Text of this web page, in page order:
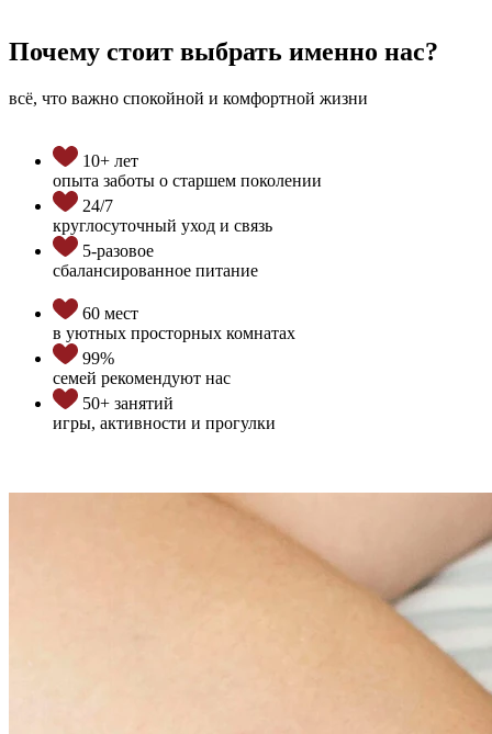
Почему стоит выбрать именно нас?
всё, что важно спокойной и комфортной жизни
10+ лет
опыта заботы о старшем поколении
24/7
круглосуточный уход и связь
5-разовое
сбалансированное питание
60 мест
в уютных просторных комнатах
99%
семей рекомендуют нас
50+ занятий
игры, активности и прогулки
Бесплатный трансфер!
Акция действует для пожилых людей, которые впервые
заселяются в пансионат и оформляют проживание сроком от
30 дней и более. Воспользоваться акцией можно в течение
первых трёх дней после подачи заявки — в этот период
необходимо подтвердить заезд и согласовать дату переезда.